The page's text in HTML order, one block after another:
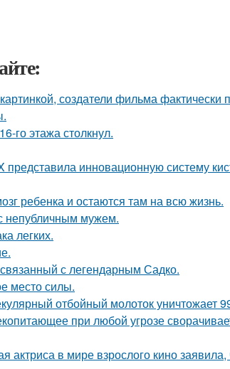
создатели фильма фактически
го этажа столкнул.
инновационную систему
ребенка и остаются там на всю жизнь.
непубличным мужем.
легких.
с легендарным Садко.
место силы.
отбойный молоток уничтожает
при любой угрозе
актриса в мире взрослого кино